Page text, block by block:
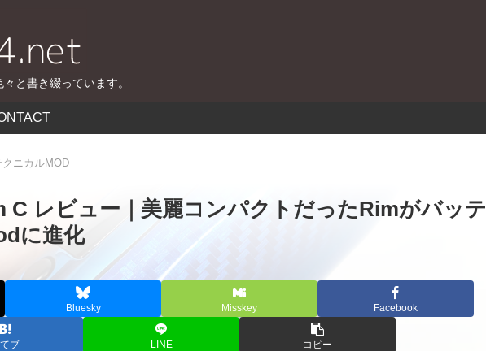
と書き綴っています。
クニカルMOD
レビュー｜美麗コンパクトだったRimがバッテ
に進化
Bluesky Misskey Facebook
ブ LINE コピー